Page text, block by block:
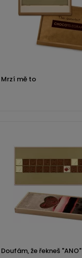
Mrzí mě to
Doufám, že řekneš "ANO"